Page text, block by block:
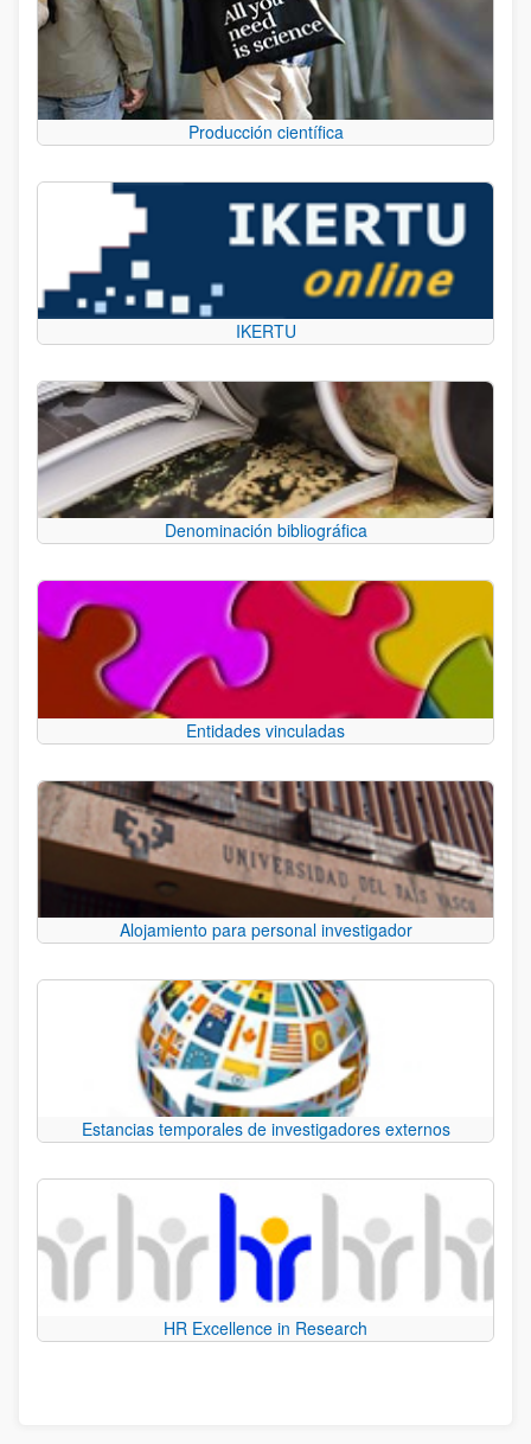
Producción científica
IKERTU
Denominación bibliográfica
Entidades vinculadas
Alojamiento para personal investigador
Estancias temporales de investigadores externos
HR Excellence in Research